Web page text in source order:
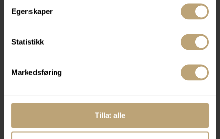
Egenskaper
Statistikk
Markedsføring
Tillat alle